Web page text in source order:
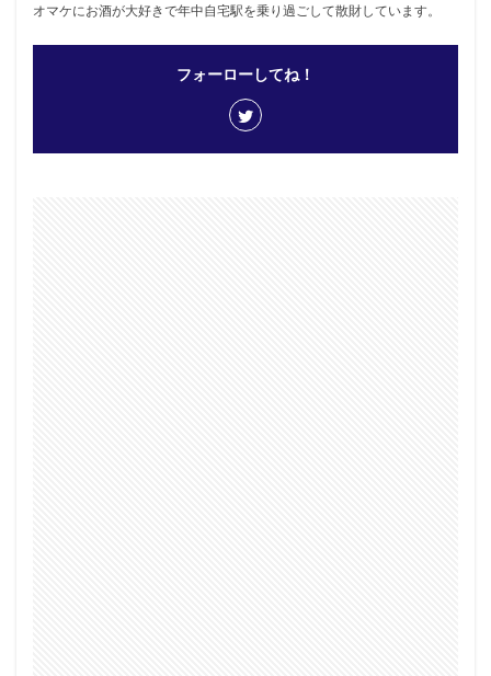
オマケにお酒が大好きで年中自宅駅を乗り過ごして散財しています。
フォーローしてね！